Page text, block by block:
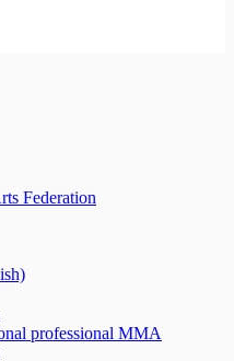
Federation
professional MMA